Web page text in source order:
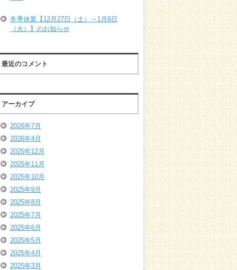
冬季休業【12月27日（土）～1月6日
（火）】のお知らせ
最近のコメント
アーカイブ
2026年7月
2026年4月
2025年12月
2025年11月
2025年10月
2025年9月
2025年8月
2025年7月
2025年6月
2025年5月
2025年4月
2025年3月